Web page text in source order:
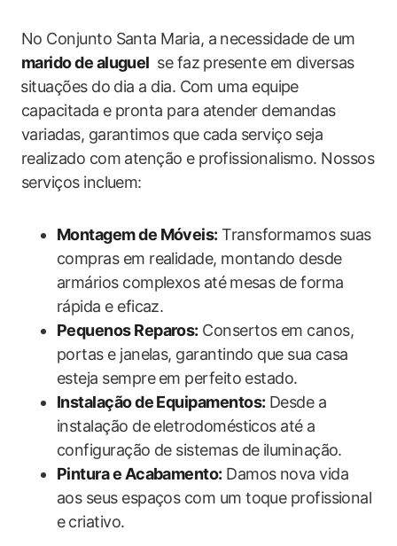
No Conjunto Santa Maria, a necessidade de⁤ um
marido de aluguel ⁣ se faz presente ‍em diversas
⁢situações do dia​ a dia. Com uma equipe
capacitada e pronta para atender demandas
variadas, garantimos que cada serviço seja ​
realizado com atenção e profissionalismo. ‌Nossos
serviços incluem:
Montagem de Móveis: Transformamos suas
compras em realidade, ‍montando desde
armários complexos até⁤ mesas de forma
rápida e eficaz.
Pequenos Reparos: Consertos em canos,
portas e janelas, garantindo que sua casa
esteja sempre ⁤em ‍perfeito estado.
Instalação‍ de Equipamentos: Desde a
instalação de‌ eletrodomésticos até a
configuração de sistemas de iluminação.
Pintura e Acabamento: Damos nova vida
aos seus espaços com um toque profissional
e⁤ criativo.